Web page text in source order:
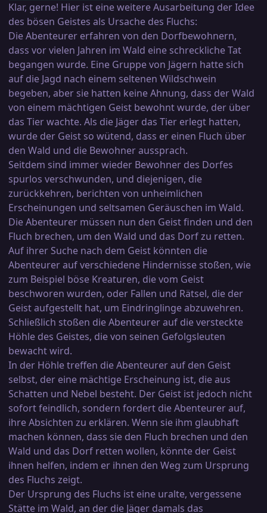
Klar, gerne! Hier ist eine weitere Ausarbeitung der Idee
des bösen Geistes als Ursache des Fluchs:
Die Abenteurer erfahren von den Dorfbewohnern,
dass vor vielen Jahren im Wald eine schreckliche Tat
begangen wurde. Eine Gruppe von Jägern hatte sich
auf die Jagd nach einem seltenen Wildschwein
begeben, aber sie hatten keine Ahnung, dass der Wald
von einem mächtigen Geist bewohnt wurde, der über
das Tier wachte. Als die Jäger das Tier erlegt hatten,
wurde der Geist so wütend, dass er einen Fluch über
den Wald und die Bewohner aussprach.
Seitdem sind immer wieder Bewohner des Dorfes
spurlos verschwunden, und diejenigen, die
zurückkehren, berichten von unheimlichen
Erscheinungen und seltsamen Geräuschen im Wald.
Die Abenteurer müssen nun den Geist finden und den
Fluch brechen, um den Wald und das Dorf zu retten.
Auf ihrer Suche nach dem Geist könnten die
Abenteurer auf verschiedene Hindernisse stoßen, wie
zum Beispiel böse Kreaturen, die vom Geist
beschworen wurden, oder Fallen und Rätsel, die der
Geist aufgestellt hat, um Eindringlinge abzuwehren.
Schließlich stoßen die Abenteurer auf die versteckte
Höhle des Geistes, die von seinen Gefolgsleuten
bewacht wird.
In der Höhle treffen die Abenteurer auf den Geist
selbst, der eine mächtige Erscheinung ist, die aus
Schatten und Nebel besteht. Der Geist ist jedoch nicht
sofort feindlich, sondern fordert die Abenteurer auf,
ihre Absichten zu erklären. Wenn sie ihm glaubhaft
machen können, dass sie den Fluch brechen und den
Wald und das Dorf retten wollen, könnte der Geist
ihnen helfen, indem er ihnen den Weg zum Ursprung
des Fluchs zeigt.
Der Ursprung des Fluchs ist eine uralte, vergessene
Stätte im Wald, an der die Jäger damals das